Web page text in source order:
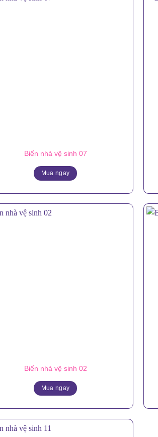
Biển nhà vệ sinh 07
Mua ngay
Biển nhà vệ sinh 02
Mua ngay